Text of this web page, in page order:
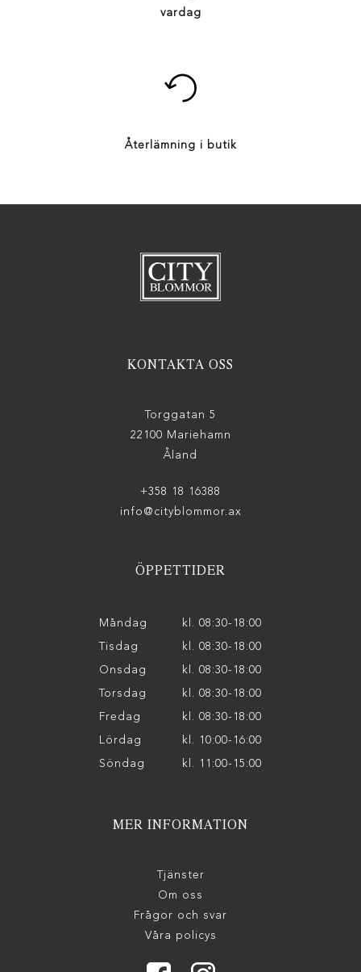
vardag
Återlämning i butik
KONTAKTA OSS
Torggatan 5
22100 Mariehamn
Åland
+358 18 16388
info@cityblommor.ax
ÖPPETTIDER
Måndag kl. 08:30-18:00
Tisdag kl. 08:30-18:00
Onsdag kl. 08:30-18:00
Torsdag kl. 08:30-18:00
Fredag kl. 08:30-18:00
Lördag kl. 10:00-16:00
Söndag kl. 11:00-15:00
MER INFORMATION
Tjänster
Om oss
Frågor och svar
Våra policys